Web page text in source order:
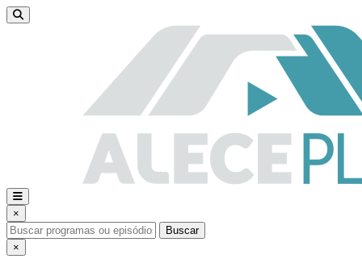
×
Buscar
×